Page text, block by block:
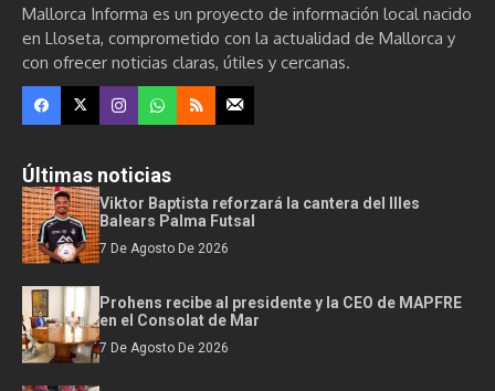
Mallorca Informa es un proyecto de información local nacido
en Lloseta, comprometido con la actualidad de Mallorca y
con ofrecer noticias claras, útiles y cercanas.
Últimas noticias
Viktor Baptista reforzará la cantera del Illes
Balears Palma Futsal
7 De Agosto De 2026
Prohens recibe al presidente y la CEO de MAPFRE
en el Consolat de Mar
7 De Agosto De 2026